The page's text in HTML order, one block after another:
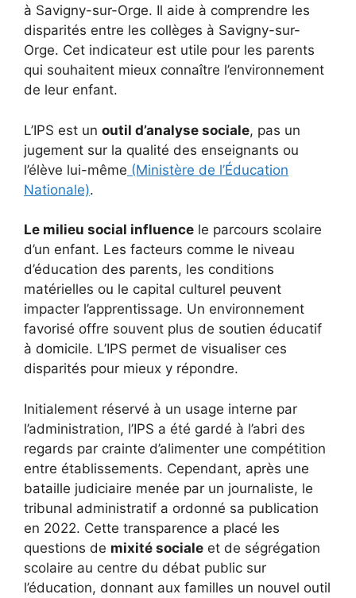
à Savigny-sur-Orge. Il aide à comprendre les
disparités entre les collèges à Savigny-sur-
Orge. Cet indicateur est utile pour les parents
qui souhaitent mieux connaître l’environnement
de leur enfant.
L’IPS est un outil d’analyse sociale, pas un
jugement sur la qualité des enseignants ou
l’élève lui-même (Ministère de l’Éducation
Nationale).
Le milieu social influence le parcours scolaire
d’un enfant. Les facteurs comme le niveau
d’éducation des parents, les conditions
matérielles ou le capital culturel peuvent
impacter l’apprentissage. Un environnement
favorisé offre souvent plus de soutien éducatif
à domicile. L’IPS permet de visualiser ces
disparités pour mieux y répondre.
Initialement réservé à un usage interne par
l’administration, l’IPS a été gardé à l’abri des
regards par crainte d’alimenter une compétition
entre établissements. Cependant, après une
bataille judiciaire menée par un journaliste, le
tribunal administratif a ordonné sa publication
en 2022. Cette transparence a placé les
questions de mixité sociale et de ségrégation
scolaire au centre du débat public sur
l’éducation, donnant aux familles un nouvel outil